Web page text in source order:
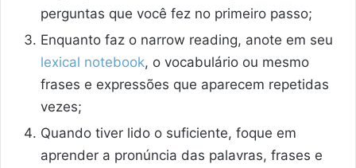
perguntas que você fez no primeiro passo;
Enquanto faz o narrow reading, anote em seu
lexical notebook, o vocabulário ou mesmo
frases e expressões que aparecem repetidas
vezes;
Quando tiver lido o suficiente, foque em
aprender a pronúncia das palavras, frases e